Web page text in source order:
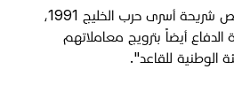
وختم البيان، "وفي ما يخص شريحة أسرى حرب الخليج 1991،
الدفاع أيضاً بترويج معاملاتهم
الوطنية للقاعد".